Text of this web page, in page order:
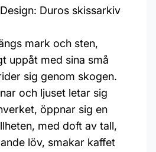
Duros skissarkiv
mark och sten,
uppåt med sina små
sig genom skogen.
och ljuset letar sig
öppnar sig en
med doft av tall,
löv, smakar kaffet